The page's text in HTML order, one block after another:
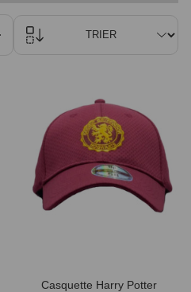
TRIER
Casquette Harry Potter